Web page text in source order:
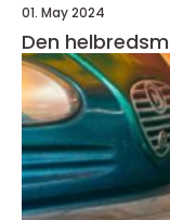
01. May 2024
Den